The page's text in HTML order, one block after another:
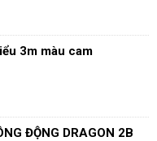
3m màu cam
ĐỘNG DRAGON 2B